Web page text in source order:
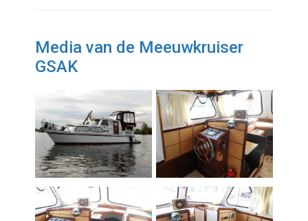
Media van de Meeuwkruiser
GSAK